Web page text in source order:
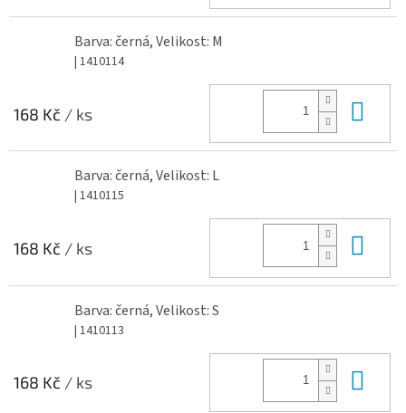
Barva: černá, Velikost: M
| 1410114
168 Kč / ks
Barva: černá, Velikost: L
| 1410115
168 Kč / ks
Barva: černá, Velikost: S
| 1410113
168 Kč / ks